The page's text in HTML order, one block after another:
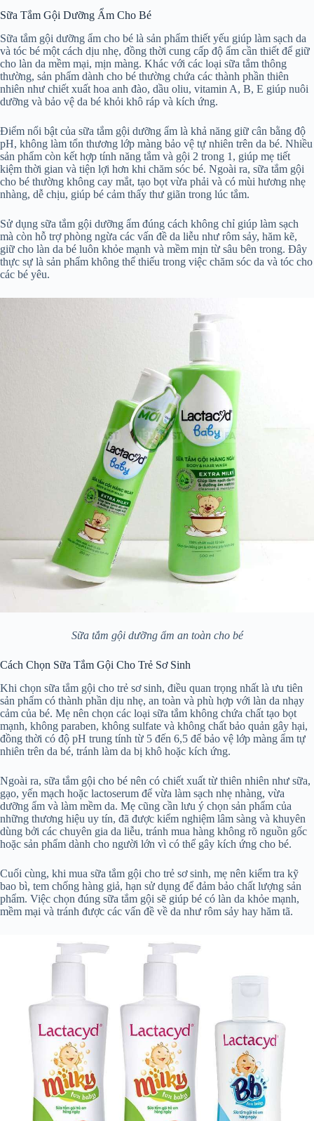
Sữa Tắm Gội Dưỡng Ẩm Cho Bé
Sữa tắm gội dưỡng ẩm cho bé là sản phẩm thiết yếu giúp làm sạch da
và tóc bé một cách dịu nhẹ, đồng thời cung cấp độ ẩm cần thiết để giữ
cho làn da mềm mại, mịn màng. Khác với các loại sữa tắm thông
thường, sản phẩm dành cho bé thường chứa các thành phần thiên
nhiên như chiết xuất hoa anh đào, dầu oliu, vitamin A, B, E giúp nuôi
dưỡng và bảo vệ da bé khỏi khô ráp và kích ứng.
Điểm nổi bật của sữa tắm gội dưỡng ẩm là khả năng giữ cân bằng độ
pH, không làm tổn thương lớp màng bảo vệ tự nhiên trên da bé. Nhiều
sản phẩm còn kết hợp tính năng tắm và gội 2 trong 1, giúp mẹ tiết
kiệm thời gian và tiện lợi hơn khi chăm sóc bé. Ngoài ra, sữa tắm gội
cho bé thường không cay mắt, tạo bọt vừa phải và có mùi hương nhẹ
nhàng, dễ chịu, giúp bé cảm thấy thư giãn trong lúc tắm.
Sử dụng sữa tắm gội dưỡng ẩm đúng cách không chỉ giúp làm sạch
mà còn hỗ trợ phòng ngừa các vấn đề da liễu như rôm sảy, hăm kẽ,
giữ cho làn da bé luôn khỏe mạnh và mềm mịn từ sâu bên trong. Đây
thực sự là sản phẩm không thể thiếu trong việc chăm sóc da và tóc cho
các bé yêu.
Sữa tắm gội dưỡng ẩm an toàn cho bé
Cách Chọn Sữa Tắm Gội Cho Trẻ Sơ Sinh
Khi chọn sữa tắm gội cho trẻ sơ sinh, điều quan trọng nhất là ưu tiên
sản phẩm có thành phần dịu nhẹ, an toàn và phù hợp với làn da nhạy
cảm của bé. Mẹ nên chọn các loại sữa tắm không chứa chất tạo bọt
mạnh, không paraben, không sulfate và không chất bảo quản gây hại,
đồng thời có độ pH trung tính từ 5 đến 6,5 để bảo vệ lớp màng ẩm tự
nhiên trên da bé, tránh làm da bị khô hoặc kích ứng.
Ngoài ra, sữa tắm gội cho bé nên có chiết xuất từ thiên nhiên như sữa,
gạo, yến mạch hoặc lactoserum để vừa làm sạch nhẹ nhàng, vừa
dưỡng ẩm và làm mềm da. Mẹ cũng cần lưu ý chọn sản phẩm của
những thương hiệu uy tín, đã được kiểm nghiệm lâm sàng và khuyên
dùng bởi các chuyên gia da liễu, tránh mua hàng không rõ nguồn gốc
hoặc sản phẩm dành cho người lớn vì có thể gây kích ứng cho bé.
Cuối cùng, khi mua sữa tắm gội cho trẻ sơ sinh, mẹ nên kiểm tra kỹ
bao bì, tem chống hàng giả, hạn sử dụng để đảm bảo chất lượng sản
phẩm. Việc chọn đúng sữa tắm gội sẽ giúp bé có làn da khỏe mạnh,
mềm mại và tránh được các vấn đề về da như rôm sảy hay hăm tã.